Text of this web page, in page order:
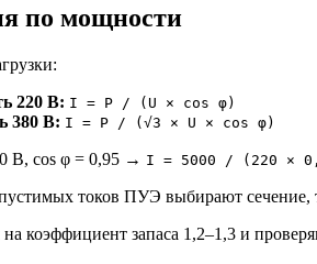
по мощности
220 В: I = P / (U × cos φ)
380 В: I = P / (√3 × U × cos φ)
В, cos φ = 0,95 → I = 5000 / (220 ×
токов ПУЭ выбирают сечение,
коэффициент запаса 1,2–1,3 и